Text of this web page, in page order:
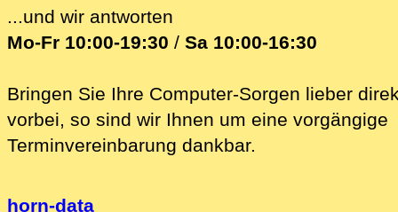
...und wir antworten
Mo-Fr 10:00-19:30 / Sa 10:00-16:30
Bringen Sie Ihre Computer-Sorgen lieber
vorbei, so sind wir Ih‍nen um eine vorgängige
Terminvereinbarung dankbar.
horn-data